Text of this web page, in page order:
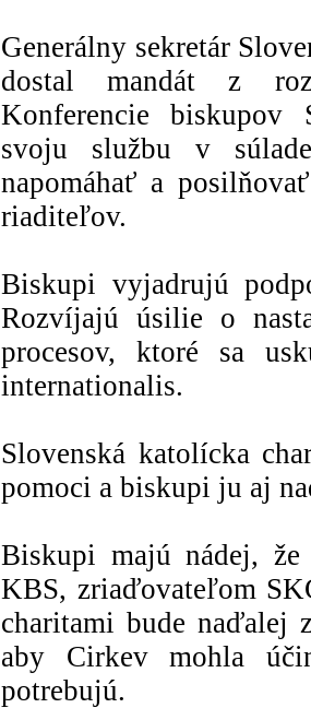
Generálny sekretár
dostal mandát z
Konferencie biskupov
svoju službu v
napomáhať a
riaditeľov.
Biskupi vyjadrujú
Rozvíjajú úsilie o
procesov, ktoré sa
internationalis.
Slovenská katolícka
pomoci a biskupi ju aj
Biskupi majú nádej, že
KBS, zriaďovateľom
charitami bude naďalej
aby Cirkev mohla
potrebujú.